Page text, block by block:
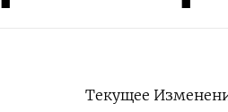
Текущее